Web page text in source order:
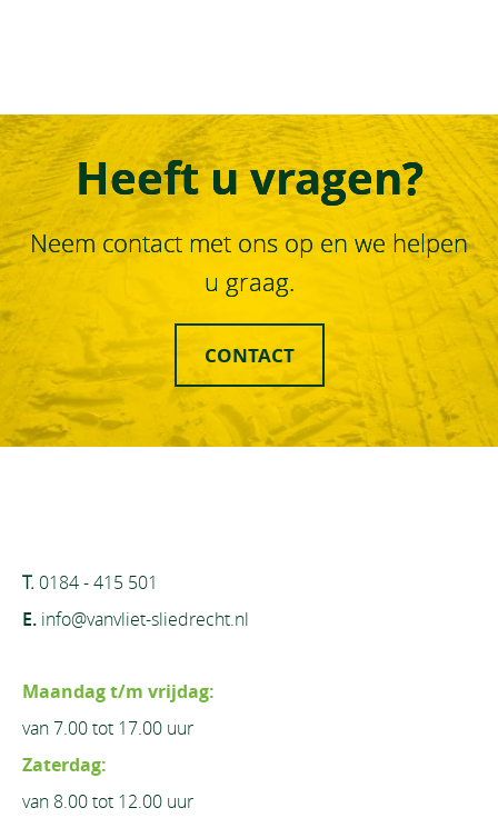
Heeft u vragen?
Neem contact met ons op en we helpen
u graag.
CONTACT
T. 0184 - 415 501
E. info@vanvliet-sliedrecht.nl
Maandag t/m vrijdag:
van 7.00 tot 17.00 uur
Zaterdag:
van 8.00 tot 12.00 uur